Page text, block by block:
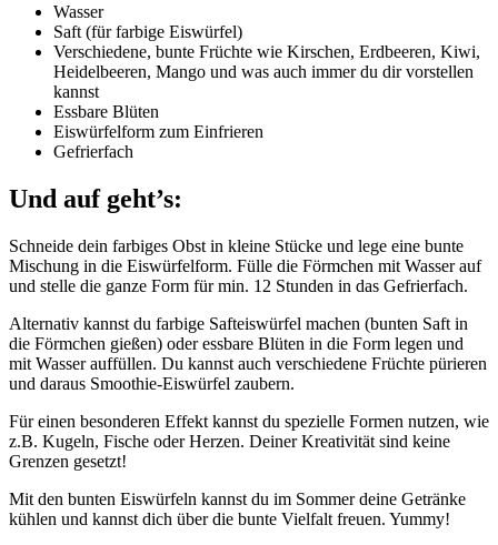
Wasser
Saft (für farbige Eiswürfel)
Verschiedene, bunte Früchte wie Kirschen, Erdbeeren, Kiwi,
Heidelbeeren, Mango und was auch immer du dir vorstellen
kannst
Essbare Blüten
Eiswürfelform zum Einfrieren
Gefrierfach
Und auf geht’s:
Schneide dein farbiges Obst in kleine Stücke und lege eine bunte
Mischung in die Eiswürfelform. Fülle die Förmchen mit Wasser auf
und stelle die ganze Form für min. 12 Stunden in das Gefrierfach.
Alternativ kannst du farbige Safteiswürfel machen (bunten Saft in
die Förmchen gießen) oder essbare Blüten in die Form legen und
mit Wasser auffüllen. Du kannst auch verschiedene Früchte pürieren
und daraus Smoothie-Eiswürfel zaubern.
Für einen besonderen Effekt kannst du spezielle Formen nutzen, wie
z.B. Kugeln, Fische oder Herzen. Deiner Kreativität sind keine
Grenzen gesetzt!
Mit den bunten Eiswürfeln kannst du im Sommer deine Getränke
kühlen und kannst dich über die bunte Vielfalt freuen. Yummy!